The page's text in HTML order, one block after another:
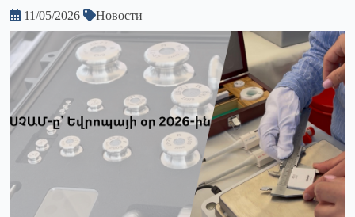
11/05/2026
Новости